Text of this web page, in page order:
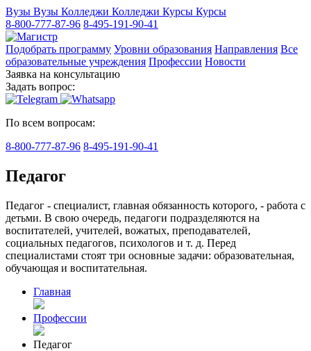
Вузы Вузы Колледжи Колледжи Курсы Курсы
8-800-777-87-96 8-495-191-90-41
Подобрать программу Уровни образования Направления Все
образовательные учреждения Профессии Новости
Заявка на консультацию
Задать вопрос:
По всем вопросам:
8-800-777-87-96 8-495-191-90-41
Педагог
Педагог - специалист, главная обязанность которого, - работа с
детьми. В свою очередь, педагоги подразделяются на
воспитателей, учителей, вожатых, преподавателей,
социальных педагогов, психологов и т. д. Перед
специалистами стоят три основные задачи: образовательная,
обучающая и воспитательная.
Главная
Профессии
Педагог